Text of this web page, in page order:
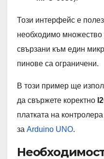
Този интерфейс е
необходимо множество
свързани към един
пинове са ограничени.
В този пример ще
да свържете коректно
платката на
за Arduino UNO.